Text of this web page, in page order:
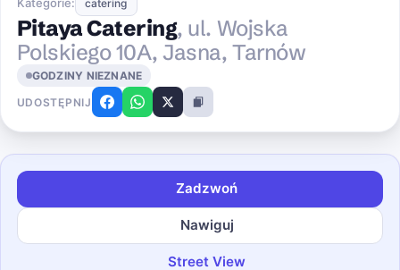
catering
Pitaya Catering, ul. Wojska
Polskiego 10A, Jasna, Tarnów
GODZINY NIEZNANE
UDOSTĘPNIJ
Zadzwoń
Nawiguj
Street View